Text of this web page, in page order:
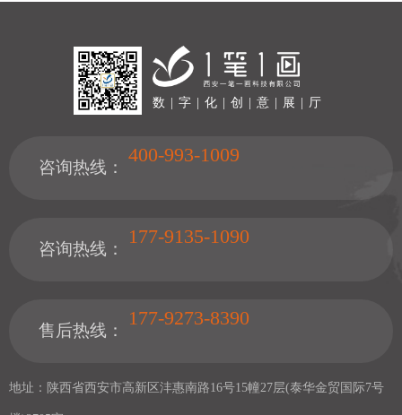
数 | 字 | 化 | 创 | 意 | 展 | 厅
咨询热线：
400-993-1009
咨询热线：
177-9135-1090
售后热线：
177-9273-8390
地址：陕西省西安市高新区沣惠南路16号15幢27层(泰华金贸国际7号